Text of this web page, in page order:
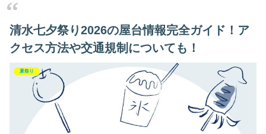
清水七夕祭り2026の屋台情報完全ガイド！ア
クセス方法や交通規制についても！
夏祭り